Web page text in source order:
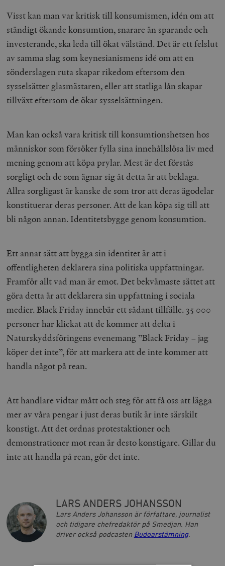
Visst kan man var kritisk till konsumismen, idén om att
ständigt ökande konsumtion, snarare än sparande och
investerande, ska leda till ökat välstånd. Det är ett felslut
av samma slag som keynesianismens idé om att en
sönderslagen ruta skapar rikedom eftersom den
sysselsätter glasmästaren, eller att statliga lån skapar
tillväxt eftersom de ökar sysselsättningen.
Man kan också vara kritisk till konsumtionshetsen hos
människor som försöker fylla sina innehållslösa liv med
mening genom att köpa prylar. Mest är det förstås
sorgligt och de som ägnar sig åt detta är att beklaga.
Allra sorgligast är kanske de som tror att deras ägodelar
konstituerar deras personer. Att de kan köpa sig till att
bli någon annan. Identitetsbygge genom konsumtion.
Ett annat sätt att bygga sin identitet är att i
offentligheten deklarera sina politiska uppfattningar.
Framför allt vad man är emot. Det bekvämaste sättet att
göra detta är att deklarera sin uppfattning i sociala
medier. Black Friday innebär ett sådant tillfälle. 35 000
personer har klickat att de kommer att delta i
Naturskyddsföringens evenemang ”Black Friday – jag
köper det inte”, för att markera att de inte kommer att
handla något på rean.
Att handlare vidtar mått och steg för att få oss att lägga
mer av våra pengar i just deras butik är inte särskilt
konstigt. Att det ordnas protestaktioner och
demonstrationer mot rean är desto konstigare. Gillar du
inte att handla på rean, gör det inte.
LARS ANDERS JOHANSSON
Lars Anders Johansson är författare, journalist
och tidigare chefredaktör på Smedjan. Han
driver också podcasten Budoarstämning.